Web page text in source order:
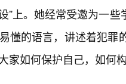
”上。她经常受邀为一
懂的语言，讲述着犯
家如何保护自己，如何